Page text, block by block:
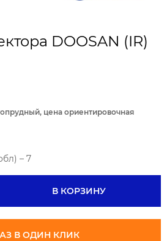
DOOSAN (IR)
цена ориентировочная
– 7
В КОРЗИНУ
В ОДИН КЛИК